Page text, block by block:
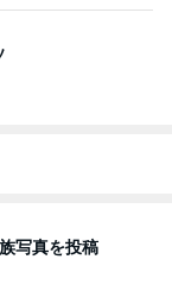
写真を投稿